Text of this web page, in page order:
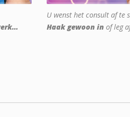
U wenst het consult af te
Haak gewoon in of leg